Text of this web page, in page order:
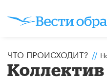
ЧТО ПРОИСХОДИТ? //
Коллектив